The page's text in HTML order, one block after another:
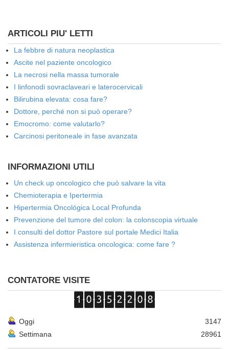
ARTICOLI PIU' LETTI
La febbre di natura neoplastica
Ascite nel paziente oncologico
La necrosi nella massa tumorale
I linfonodi sovraclaveari e laterocervicali
Bilirubina elevata: cosa fare?
Dottore, perché non si può operare?
Emocromo: come valutarlo?
Carcinosi peritoneale in fase avanzata
INFORMAZIONI UTILI
Un check up oncologico che può salvare la vita
Chemioterapia e Ipertermia
Hipertermia Oncológica Local Profunda
Prevenzione del tumore del colon: la colonscopia virtuale
I consulti del dottor Pastore sul portale Medici Italia
Assistenza infermieristica oncologica: come fare ?
CONTATORE VISITE
Oggi
3147
Settimana
28961